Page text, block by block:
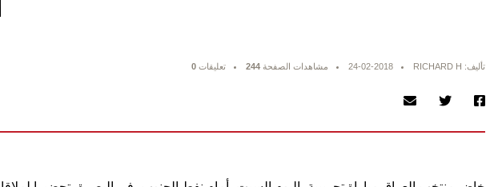
تأليف: RICHARD H 24-02-2018 مشاهدات الصفحة 244 تعليقات 0